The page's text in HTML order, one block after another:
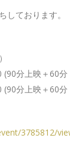
しております。
(90分上映＋60
(90分上映＋60
3785812/